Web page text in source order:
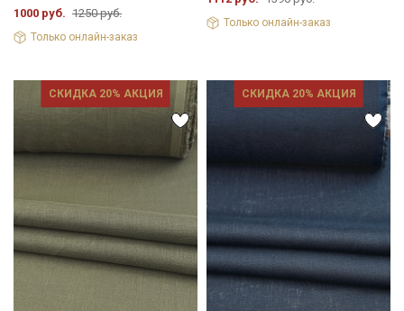
1000 руб. 1250 руб.
Только онлайн-заказ
Только онлайн-заказ
СКИДКА 20% АКЦИЯ СКИДКА 20% АКЦИЯ